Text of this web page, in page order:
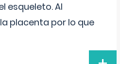
esqueleto. Al
placenta por lo que